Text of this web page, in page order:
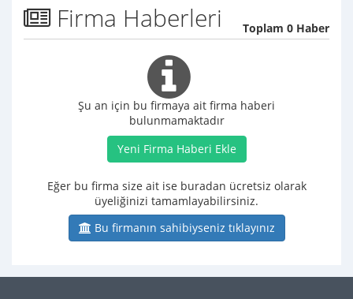
Toplam 0 Haber
Firma Haberleri
Şu an için bu firmaya ait firma haberi
bulunmamaktadır
Yeni Firma Haberi Ekle
Eğer bu firma size ait ise buradan ücretsiz olarak
üyeliğinizi tamamlayabilirsiniz.
Bu firmanın sahibiyseniz tıklayınız